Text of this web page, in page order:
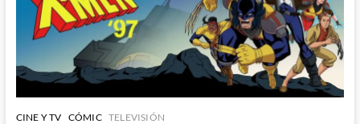
CINE Y TV CÓMIC TELEVISIÓN